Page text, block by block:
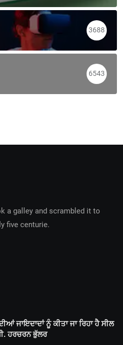
3688
6543
a galley and scrambled it to
five centurie.
ਜਾਇਦਾਦਾਂ ਨੂੰ ਕੀਤਾ ਜਾ ਰਿਹਾ ਹੈ ਸੀਲ
ਹਰਚਰਨ ਭੁੱਲਰ